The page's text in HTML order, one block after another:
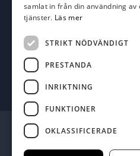
Följ oss
Facebook
Säkra betalningar :
samlat in från din användning av
tjänster. Läs mer
STRIKT NÖDVÄNDIGT
PRESTANDA
INRIKTNING
FUNKTIONER
OKLASSIFICERADE